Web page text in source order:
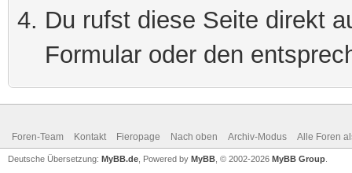
Du rufst diese Seite direkt
Formular oder den
Foren-Team Kontakt Fieropage Nach oben Archiv-Modus Alle Foren
Deutsche Übersetzung: MyBB.de , Powered by MyBB , © 2002-2026 MyBB Group